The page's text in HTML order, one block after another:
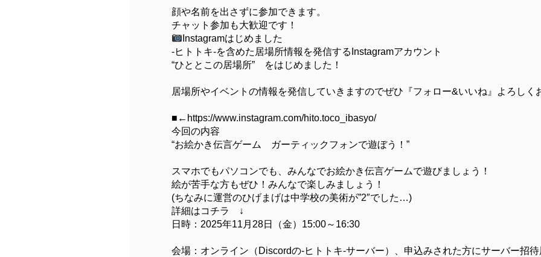
顔や名前を出さずに参加できます。
チャット参加も大歓迎です！
Instagramはじめました
-ヒトトキ-を含めた居場所情報を発信するInstagramアカウント
“ひととこの居場所” をはじめました！
居場所やイベントの情報を発信していきますのでぜひ『フォロー&いいね』よろしく
■←https://www.instagram.com/hito.toco_ibasyo/
今回の内容
“お絵かき伝言ゲーム ガーティックフォンで遊ぼう！”
スマホでもパソコンでも、みんなでお絵かき伝言ゲームで遊びましょう！
絵が苦手な方もぜひ！みんなで楽しみましょう！
(ちなみに運営のひげまげは中学校の美術が”2″でした…)
詳細はコチラ ↓
日時：2025年11月28日（金）15:00～16:30
会場：オンライン（Discordの-ヒトトキ-サーバー）、申込みされた方にサーバー招待